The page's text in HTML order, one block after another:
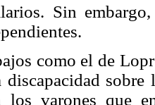
Sin
como el de
discapacidad
los varones que